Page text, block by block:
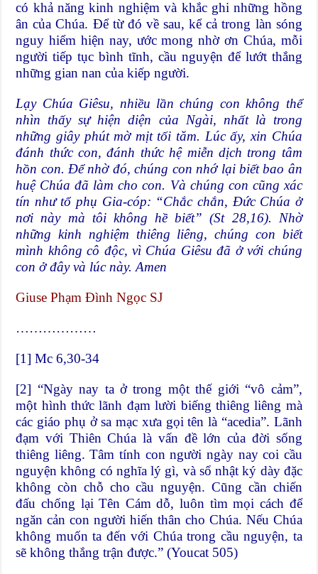
có khả năng kinh nghiệm và khắc ghi những hồng
ân của Chúa. Để từ đó về sau, kể cả trong làn sóng
nguy hiểm hiện nay, ước mong nhờ ơn Chúa, mỗi
người tiếp tục bình tĩnh, cầu nguyện để lướt thắng
những gian nan của kiếp người.
Lạy Chúa Giêsu, nhiều lần chúng con không thể
nhìn thấy sự hiện diện của Ngài, nhất là trong
những giây phút mờ mịt tối tăm. Lúc ấy, xin Chúa
đánh thức con, đánh thức hệ miễn dịch trong tâm
hồn con. Để nhờ đó, chúng con nhớ lại biết bao ân
huệ Chúa đã làm cho con. Và chúng con cũng xác
tín như tổ phụ Gia-cóp: “Chắc chắn, Đức Chúa ở
nơi này mà tôi không hề biết” (St 28,16). Nhờ
những kinh nghiệm thiêng liêng, chúng con biết
mình không cô độc, vì Chúa Giêsu đã ở với chúng
con ở đây và lúc này. Amen
Giuse Phạm Đình Ngọc SJ
………………
[1] Mc 6,30-34
[2] “Ngày nay ta ở trong một thế giới “vô cảm”,
một hình thức lãnh đạm lười biếng thiêng liêng mà
các giáo phụ ở sa mạc xưa gọi tên là “acedia”. Lãnh
đạm với Thiên Chúa là vấn đề lớn của đời sống
thiêng liêng. Tâm tính con người ngày nay coi cầu
nguyện không có nghĩa lý gì, và sổ nhật ký dày đặc
không còn chỗ cho cầu nguyện. Cũng cần chiến
đấu chống lại Tên Cám dỗ, luôn tìm mọi cách để
ngăn cản con người hiến thân cho Chúa. Nếu Chúa
không muốn ta đến với Chúa trong cầu nguyện, ta
sẽ không thắng trận được.” (Youcat 505)